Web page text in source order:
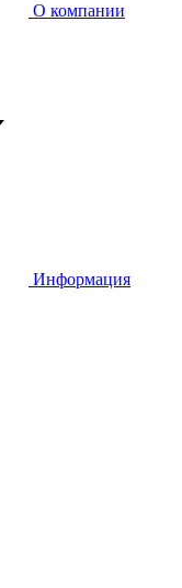
О компании
Информация